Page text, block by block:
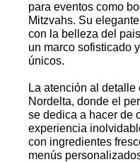
para eventos como
Mitzvahs. Su
con la belleza del
un marco sofisticado
únicos.
La atención al
Nordelta, donde el
se dedica a hacer de
experiencia
con ingredientes
menús